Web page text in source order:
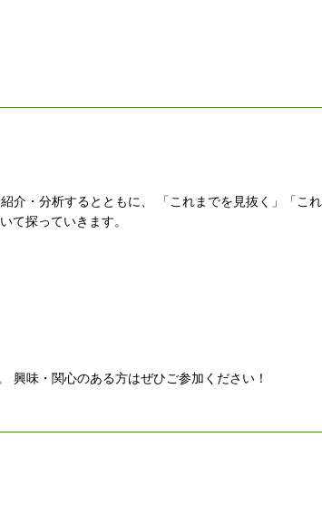
介・分析するとともに、 「これまでを見抜く」「こ
て探っていきます。
興味・関心のある方はぜひご参加ください！